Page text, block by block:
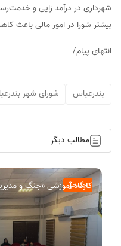
شهرداری در درآمد زایی و
بیشتر شورا در امور مالی باعث
انتهای پیام/
بندرعباس شورای شهر
مطالب دیگر
اجتماعی
کارگاه آموزشی «جنگ و